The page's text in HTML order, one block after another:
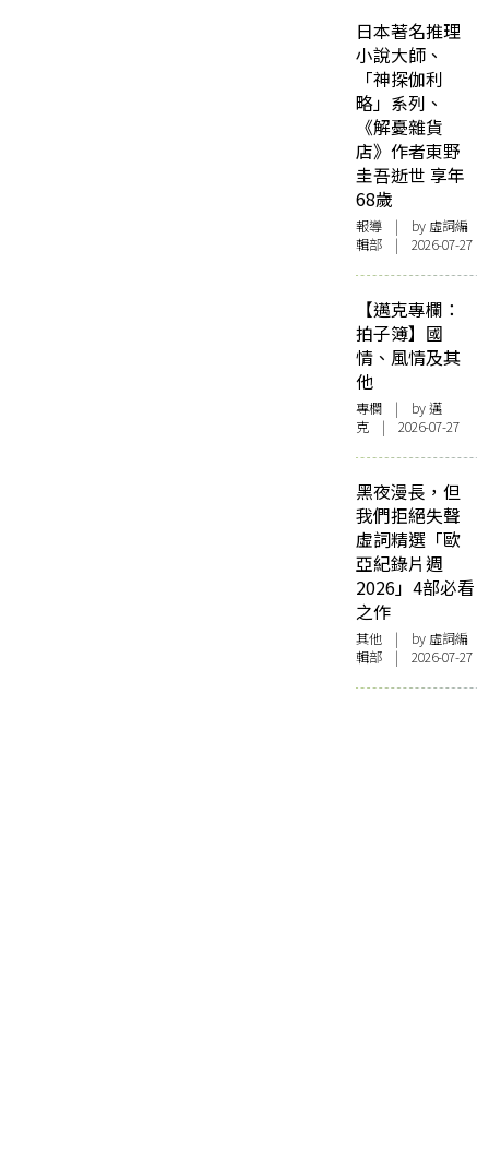
日本著名推理
小說大師、
「神探伽利
略」系列、
《解憂雜貨
店》作者東野
圭吾逝世 享年
68歲
報導 | by 虛詞編
輯部 | 2026-07-27
【邁克專欄：
拍子簿】國
情、風情及其
他
專欄 | by邁
克 | 2026-07-27
黑夜漫長，但
我們拒絕失聲
虛詞精選「歐
亞紀錄片週
2026」4部必看
之作
其他 | by 虛詞編
輯部 | 2026-07-27